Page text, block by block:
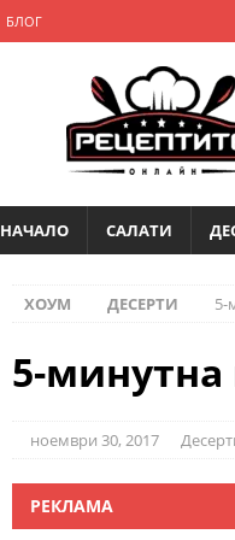
БЛОГ
НАЧАЛО САЛАТИ
ХОУМ ДЕСЕРТИ 5-
5-минутна
ноември 30, 2017
РЕКЛАМА